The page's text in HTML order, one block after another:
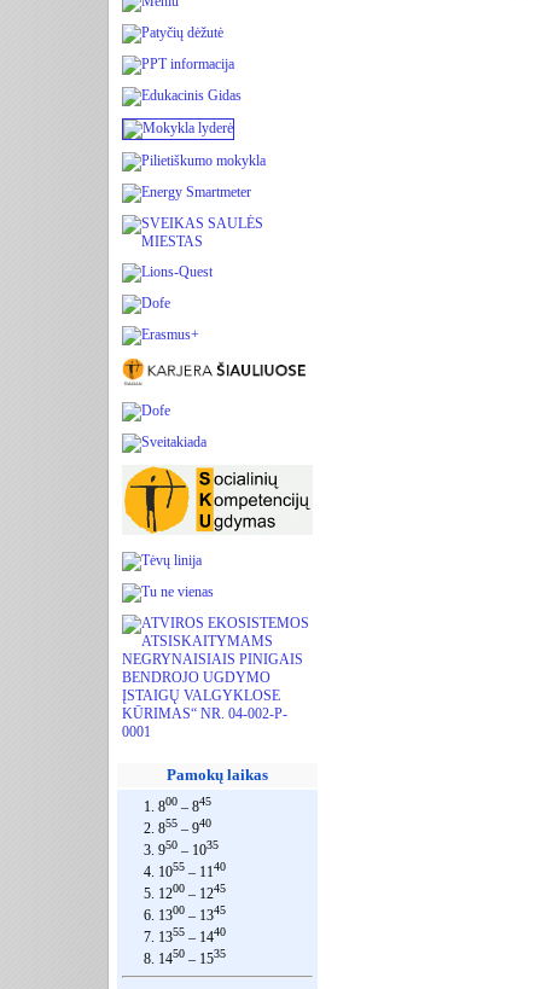
Pamokų laikas
1. 800 – 845
2. 855 – 940
3. 950 – 1035
4. 1055 – 1140
5. 1200 – 1245
6. 1300 – 1345
7. 1355 – 1440
8. 1450 – 1535